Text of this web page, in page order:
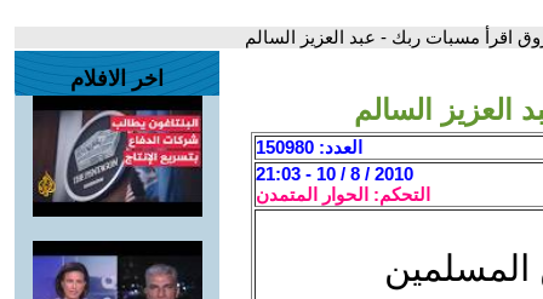
اقرأ مسبات ربك - عبد العزيز السالم
السالم
العدد: 150980
2010 / 8 / 10 - 21:03
التحكم: الحوار المتمدن
اخر الافلام